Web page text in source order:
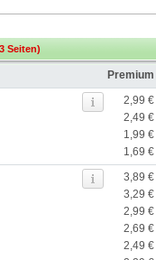
Seiten)
Premium
2,99 €
2,49 €
1,99 €
1,69 €
3,89 €
3,29 €
2,99 €
2,69 €
2,49 €